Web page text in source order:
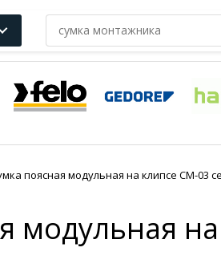
поясная модульная на клипсе СМ-03
модульная